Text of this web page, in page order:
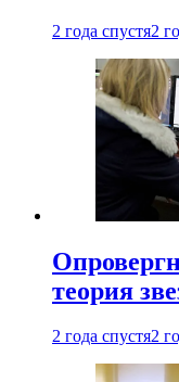
2 года спустя2
теория
2 года спустя2